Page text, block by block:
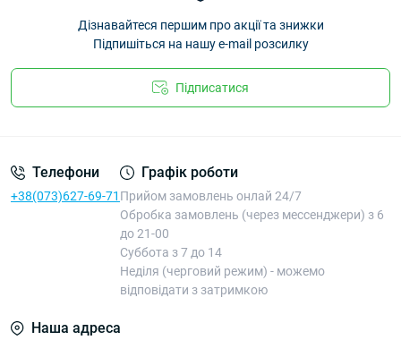
Дізнавайтеся першим про акції та знижки
Підпишіться на нашу e-mail розсилку
Підписатися
Телефони
+38(073)627-69-71
Графік роботи
Прийом замовлень онлай 24/7
Обробка замовлень (через мессенджери) з 6
до 21-00
Суббота з 7 до 14
Неділя (черговий режим) - можемо
відповідати з затримкою
Наша адреса